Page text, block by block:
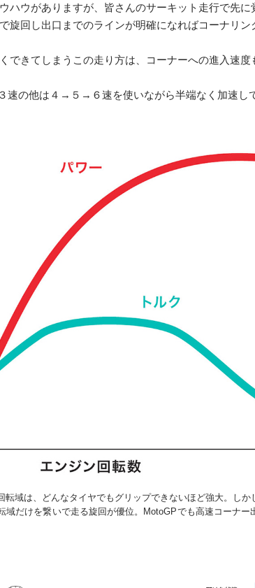
ハウがありますが、皆さんのサーキット走行で先
旋回し出口までのラインが明確になればコーナリ
できてしまうこの走り方は、コーナーへの進入速
速の他は４→５→６速を使いながら半端なく加速し
域は、どんなタイヤでもグリップできないほど強大。し
域だけを繋いで走る旋回が優位。MotoGPでも高速コーナ